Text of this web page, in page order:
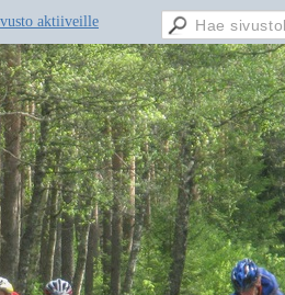
aktiiveille